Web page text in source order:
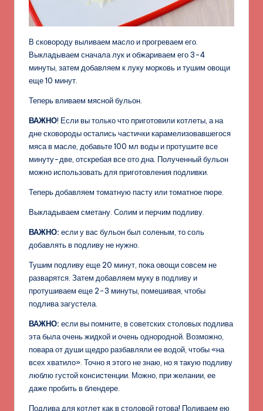
В сковороду выливаем масло и прогреваем его.
Выкладываем сначала лук и обжариваем его 3-4
минуты, затем добавляем к луку морковь и тушим овощи
еще 10 минут.
Теперь вливаем мясной бульон.
ВАЖНО! Если вы только что приготовили котлеты, а на
дне сковороды остались частички карамелизовавшегося
мяса в масле, добавьте 100 мл воды и протушите все
минуту-две, отскребая все ото дна. Полученный бульон
можно использовать для приготовления подливки.
Теперь добавляем томатную пасту или томатное пюре.
Выкладываем сметану. Солим и перчим подливу.
ВАЖНО: если у вас бульон был соленым, то соль
добавлять в подливу не нужно.
Тушим подливу еще 20 минут, пока овощи совсем не
разварятся. Затем добавляем муку в подливу и
протушиваем еще 2-3 минуты, помешивая, чтобы
подлива загустела.
ВАЖНО: если вы помните, в советских столовых подлива
эта была очень жидкой и очень однородной. Возможно,
повара от души щедро разбавляли ее водой, чтобы «на
всех хватило». Точно я этого не знаю, но я такую подливу
люблю густой консистенции. Можно, при желании, ее
даже пробить в блендере.
Подлива для котлет как в столовой готова! Поливаем ею